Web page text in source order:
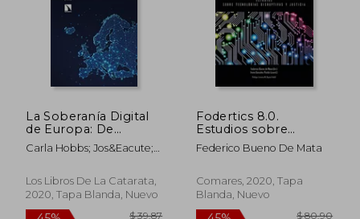
$ 260.98
$ 143.54
La Soberanía Digital
de Europa: De
Regulador a
Superpotencia en la
Entre Estados Unidos
y China
Carla Hobbs; Jos&Eacute;
Los Libros De La Catarata,
2020, Tapa Blanda, Nuevo
Fodertics 8.0.
Estudios sobre
tecnologías
disruptivas y justicia
Federico Bueno De Mata
Comares, 2020, Tapa
Blanda, Nuevo